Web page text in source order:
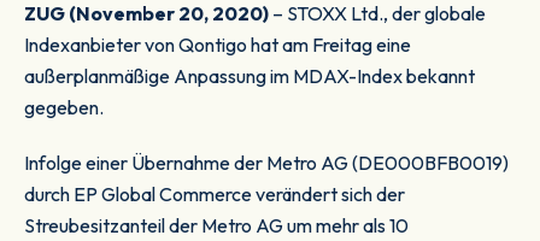
ZUG (November 20, 2020) – STOXX Ltd., der globale
Indexanbieter von Qontigo hat am Freitag eine
außerplanmäßige Anpassung im MDAX-Index bekannt
gegeben.
Infolge einer Übernahme der Metro AG (DE000BFB0019)
durch EP Global Commerce verändert sich der
Streubesitzanteil der Metro AG um mehr als 10